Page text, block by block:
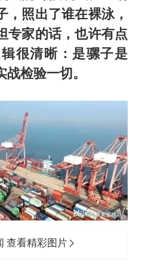
，照出了谁在裸泳，
专家的话，也许有点
很清晰：是骡子是
检验一切。
查看精彩图片